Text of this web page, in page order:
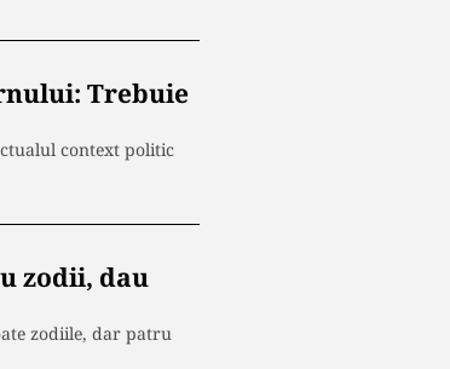
Trebuie
context politic
zodii, dau
zodiile, dar patru